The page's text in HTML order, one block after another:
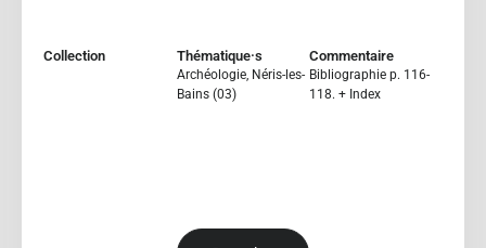
Collection Thématique·s
Archéologie, Néris-les-
Bains (03)
Commentaire
Bibliographie p. 116-
118. + Index